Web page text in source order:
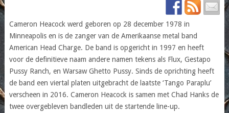
Cameron Heacock werd geboren op 28 december 1978 in
Minneapolis en is de zanger van de Amerikaanse metal band
American Head Charge. De band is opgericht in 1997 en heeft
voor de definitieve naam andere namen tekens als Flux, Gestapo
Pussy Ranch, en Warsaw Ghetto Pussy. Sinds de oprichting heeft
de band een viertal platen uitgebracht de laatste ‘Tango Paraplu’
verscheen in 2016. Cameron Heacock is samen met Chad Hanks de
twee overgebleven bandleden uit de startende line-up.